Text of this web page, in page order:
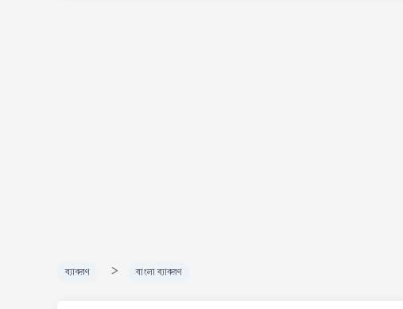
ব্যাকরণ > বাংলা ব্যাকরণ